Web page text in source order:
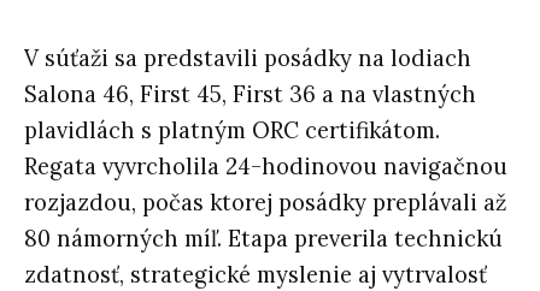
V súťaži sa predstavili posádky na lodiach
Salona 46, First 45, First 36 a na vlastných
plavidlách s platným ORC certifikátom.
Regata vyvrcholila 24-hodinovou navigačnou
rozjazdou, počas ktorej posádky preplávali až
80 námorných míľ. Etapa preverila technickú
zdatnosť, strategické myslenie aj vytrvalosť